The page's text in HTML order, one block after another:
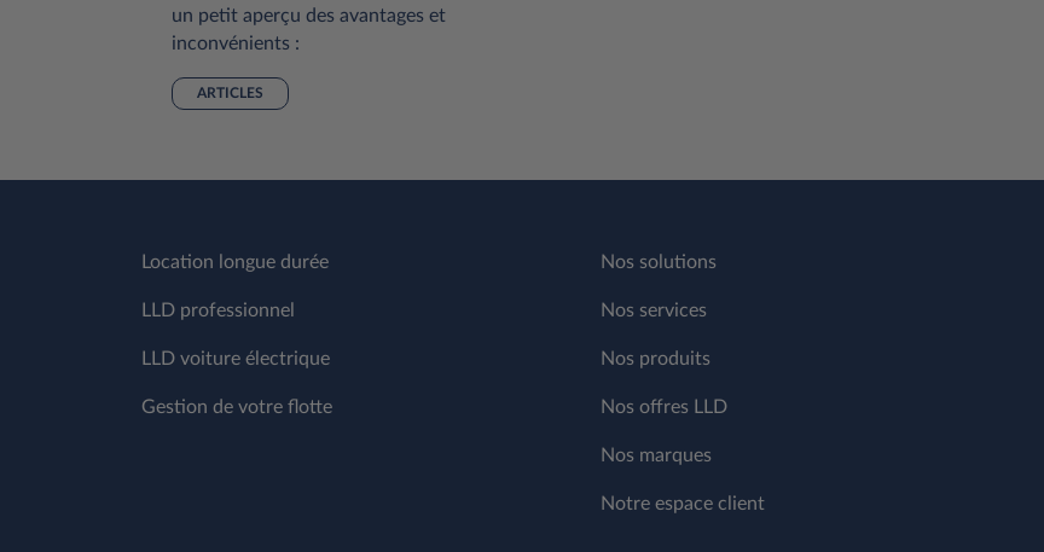
un petit aperçu des avantages et
inconvénients :
ARTICLES
Location longue durée
LLD professionnel
LLD voiture électrique
Gestion de votre flotte
Nos solutions
Nos services
Nos produits
Nos offres LLD
Nos marques
Notre espace client